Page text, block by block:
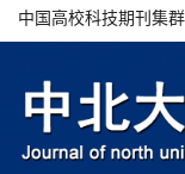
中国高校科技期刊集